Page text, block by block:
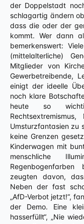
der Doppelstadt
schlagartig ändern
dass die oder der
kommt. Wer dann
bemerkenswert:
(mittelalterliche)
Mitglieder von
Gewerbetreibende,
einigt der ideelle
noch klare
heute so
Umsturzfantasien zu
keine Grenzen
Kinderwagen mit
menschliche
zeugten davon,
Neben der fast
„AfD-Verbot jetzt!“,
der Demo. Eine
hasserfüllt“, „Nie